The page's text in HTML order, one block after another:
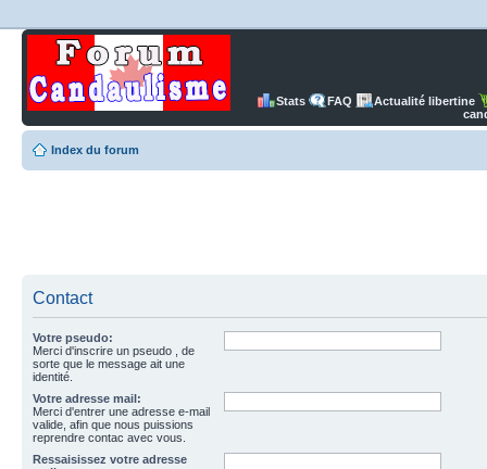
Stats FAQ
Actualité libertine
Index du forum
Contact
Votre pseudo:
Merci d'inscrire un pseudo , de
sorte que le message ait une
identité.
Votre adresse mail:
Merci d'entrer une adresse e-mail
valide, afin que nous puissions
reprendre contac avec vous.
Ressaisissez votre adresse